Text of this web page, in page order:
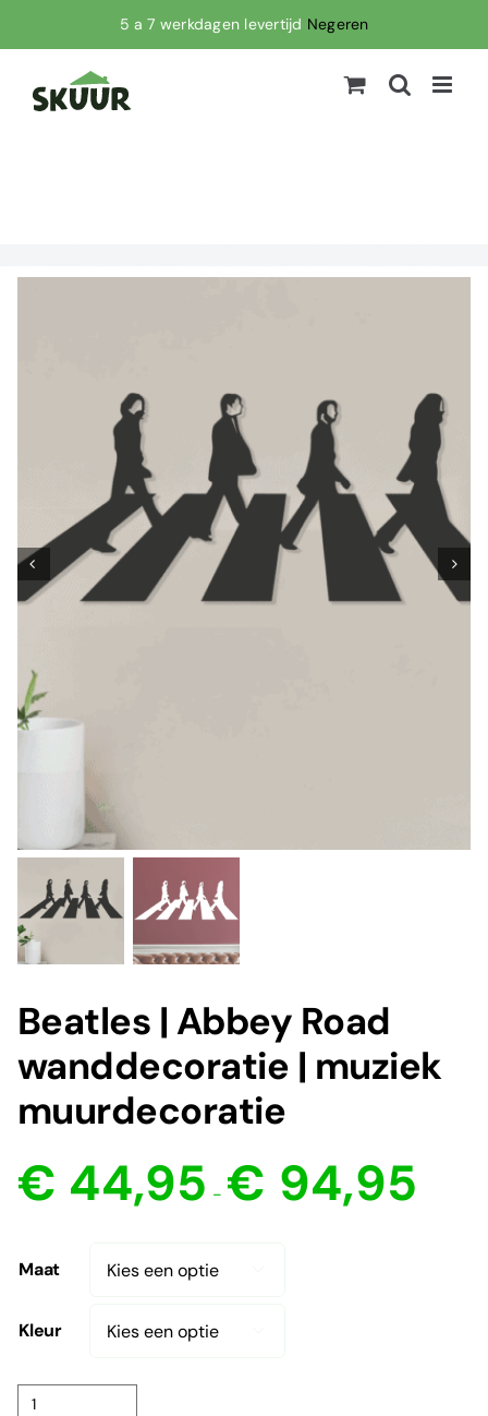
5 a 7 werkdagen levertijd Negeren
naar
Beatles | Abbey Road
wanddecoratie | muziek
muurdecoratie
€ 44,95 - € 94,95
Maat
Kleur